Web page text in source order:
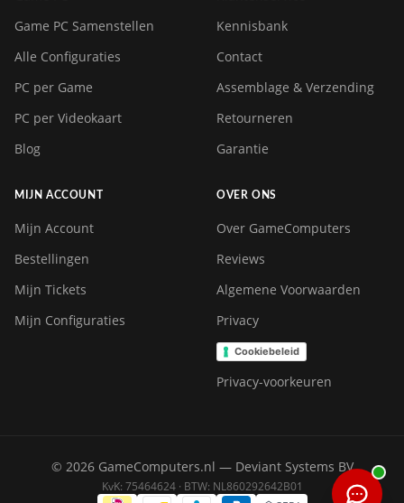
Game PC Samenstellen
Alle Configuraties
PC per Game
PC per Videokaart
Blog
Kennisbank
Contact
Assemblage & Verzending
Retourneren
Garantie
MIJN ACCOUNT
Mijn Account
Bestellingen
Mijn Tickets
Mijn Configuraties
OVER ONS
Over GameComputers
Reviews
Algemene Voorwaarden
Privacy
Cookiebeleid
Privacy-voorkeuren
© 2026 GameComputers.nl — Deviant Systems BV
KvK: 75464624 · BTW: NL860292642B01